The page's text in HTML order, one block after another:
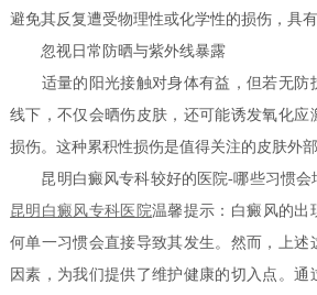
避免其反复遭受物理性或化学性的损伤，具有
忽视日常防晒与紫外线暴露
适量的阳光接触对身体有益，但若无防
线下，不仅会晒伤皮肤，还可能诱发氧化应
损伤。这种累积性损伤是值得关注的皮肤外部
昆明白癜风专科较好的医院-哪些习惯会
昆明白癜风专科医院温馨提示：白癜风的出
何单一习惯会直接导致其发生。然而，上述
因素，为我们提供了维护健康的切入点。通